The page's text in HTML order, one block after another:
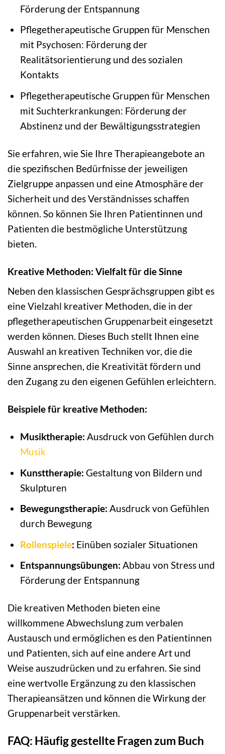
Förderung der Entspannung
Pflegetherapeutische Gruppen für Menschen
mit Psychosen: Förderung der
Realitätsorientierung und des sozialen
Kontakts
Pflegetherapeutische Gruppen für Menschen
mit Suchterkrankungen: Förderung der
Abstinenz und der Bewältigungsstrategien
Sie erfahren, wie Sie Ihre Therapieangebote an
die spezifischen Bedürfnisse der jeweiligen
Zielgruppe anpassen und eine Atmosphäre der
Sicherheit und des Verständnisses schaffen
können. So können Sie Ihren Patientinnen und
Patienten die bestmögliche Unterstützung
bieten.
Kreative Methoden: Vielfalt für die Sinne
Neben den klassischen Gesprächsgruppen gibt es
eine Vielzahl kreativer Methoden, die in der
pflegetherapeutischen Gruppenarbeit eingesetzt
werden können. Dieses Buch stellt Ihnen eine
Auswahl an kreativen Techniken vor, die die
Sinne ansprechen, die Kreativität fördern und
den Zugang zu den eigenen Gefühlen erleichtern.
Beispiele für kreative Methoden:
Musiktherapie: Ausdruck von Gefühlen durch
Musik
Kunsttherapie: Gestaltung von Bildern und
Skulpturen
Bewegungstherapie: Ausdruck von Gefühlen
durch Bewegung
Rollenspiele: Einüben sozialer Situationen
Entspannungsübungen: Abbau von Stress und
Förderung der Entspannung
Die kreativen Methoden bieten eine
willkommene Abwechslung zum verbalen
Austausch und ermöglichen es den Patientinnen
und Patienten, sich auf eine andere Art und
Weise auszudrücken und zu erfahren. Sie sind
eine wertvolle Ergänzung zu den klassischen
Therapieansätzen und können die Wirkung der
Gruppenarbeit verstärken.
FAQ: Häufig gestellte Fragen zum Buch